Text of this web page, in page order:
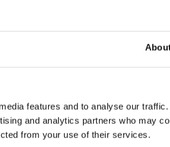
features and to analyse our
and analytics partners who may
from your use of their services.
15% sconto da